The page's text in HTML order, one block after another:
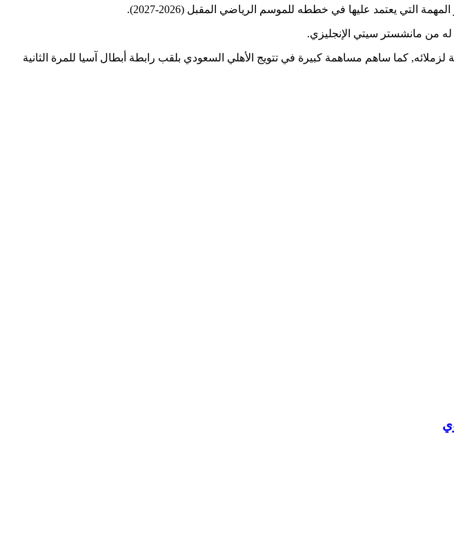
يعتمد عليها في خططه للموسم الرياضي المقبل (2026-2027).
42 مباراة مع فريقه السعودي سجل خلالها 8 أهداف وقدم 13 تمريرة حاسمة لزملائه, كما ساهم مساهمة كبيرة في تتويج الأهلي السعودي بلقب رابطة أبطال آسيا للمرة الثانية